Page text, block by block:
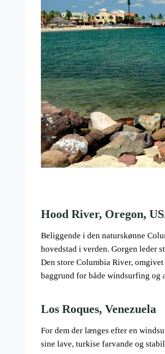
Hood River, Oregon,
Beliggende i den naturskønne
hovedstad i verden. Gorgen leder
Den store Columbia River,
baggrund for både windsurfing og
Los Roques, Venezuela
For dem der længes efter en
sine lave, turkise farvande og